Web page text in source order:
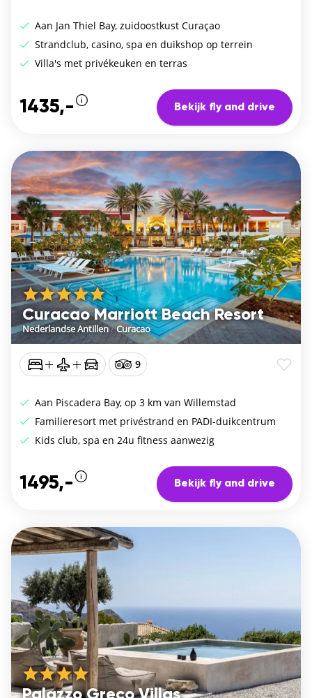
Aan Jan Thiel Bay, zuidoostkust Curaçao
Strandclub, casino, spa en duikshop op terrein
Villa's met privékeuken en terras
1435,- Bekijk fly and drive
Curacao Marriott Beach Resort
Nederlandse Antillen/Curacao
9
Aan Piscadera Bay, op 3 km van Willemstad
Familieresort met privéstrand en PADI-duikcentrum
Kids club, spa en 24u fitness aanwezig
1495,- Bekijk fly and drive
Palazzo Greco Villas